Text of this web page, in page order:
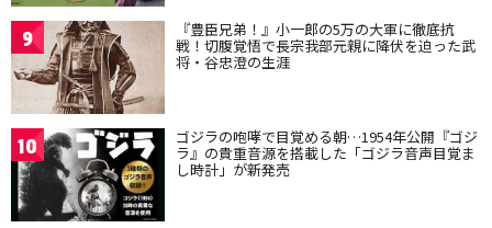
9 『豊臣兄弟！』小一郎の5万の大軍に徹底抗
戦！切腹覚悟で長宗我部元親に降伏を迫った武
将・谷忠澄の生涯
10 ゴジラの咆哮で目覚める朝…1954年公開『ゴジ
ラ』の貴重音源を搭載した「ゴジラ音声目覚ま
し時計」が新発売